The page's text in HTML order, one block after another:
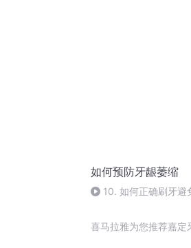
如何预防牙龈萎缩
10. 如何正确刷牙避
喜马拉雅为您推荐嘉定